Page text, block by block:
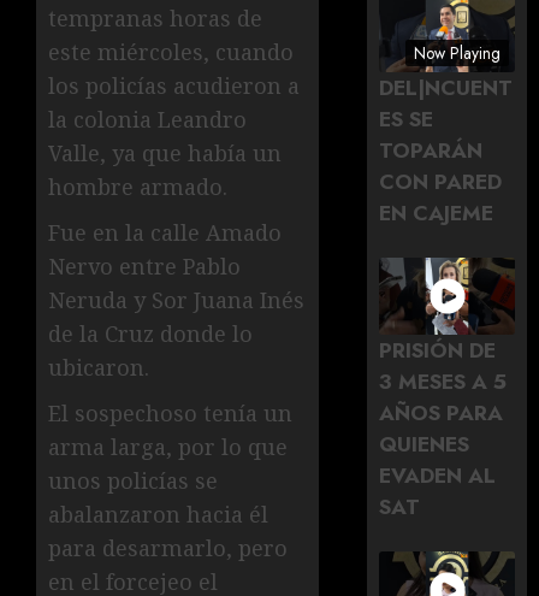
tempranas horas de
este miércoles, cuando
los policías acudieron a
la colonia Leandro
Valle, ya que había un
hombre armado.
Fue en la calle Amado
Nervo entre Pablo
Neruda y Sor Juana Inés
de la Cruz donde lo
ubicaron.
El sospechoso tenía un
arma larga, por lo que
unos policías se
abalanzaron hacia él
para desarmarlo, pero
en el forcejeo el
Now Playing
DEL|NCUENT
ES SE
TOPARÁN
CON PARED
EN CAJEME
PRISIÓN DE
3 MESES A 5
AÑOS PARA
QUIENES
EVADEN AL
SAT